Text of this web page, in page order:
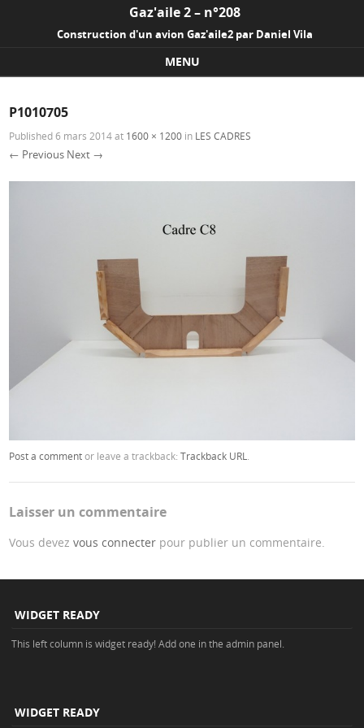
Gaz'aile 2 – n°208
Construction d'un avion Gaz'aile2 par Daniel Vila
MENU
P1010705
Published6 mars 2014at 1600 × 1200 in LES CADRES
← Previous Next →
Post a commentor leave a trackback:Trackback URL
Laisser un commentaire
Vous devezvous connecter pour publier un commentaire.
WIDGET READY
This left column is widget ready! Add one in the admin panel.
WIDGET READY